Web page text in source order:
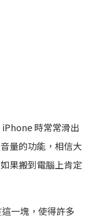
時常常滑出
量的功能，相信大
果搬到電腦上肯定
一塊，使得許多